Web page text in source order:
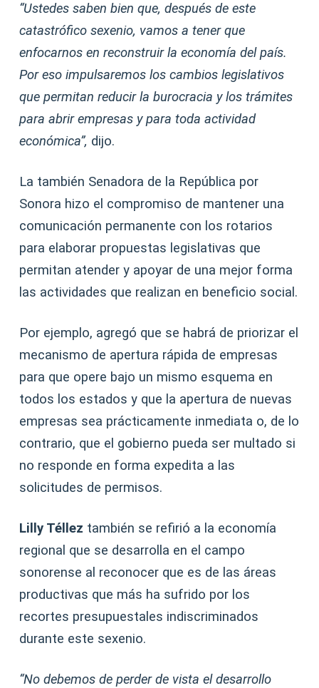
“Ustedes saben bien que, después de este
catastrófico sexenio, vamos a tener que
enfocarnos en reconstruir la economía del país.
Por eso impulsaremos los cambios legislativos
que permitan reducir la burocracia y los trámites
para abrir empresas y para toda actividad
económica”, dijo.
La también Senadora de la República por
Sonora hizo el compromiso de mantener una
comunicación permanente con los rotarios
para elaborar propuestas legislativas que
permitan atender y apoyar de una mejor forma
las actividades que realizan en beneficio social.
Por ejemplo, agregó que se habrá de priorizar el
mecanismo de apertura rápida de empresas
para que opere bajo un mismo esquema en
todos los estados y que la apertura de nuevas
empresas sea prácticamente inmediata o, de lo
contrario, que el gobierno pueda ser multado si
no responde en forma expedita a las
solicitudes de permisos.
Lilly Téllez también se refirió a la economía
regional que se desarrolla en el campo
sonorense al reconocer que es de las áreas
productivas que más ha sufrido por los
recortes presupuestales indiscriminados
durante este sexenio.
“No debemos de perder de vista el desarrollo